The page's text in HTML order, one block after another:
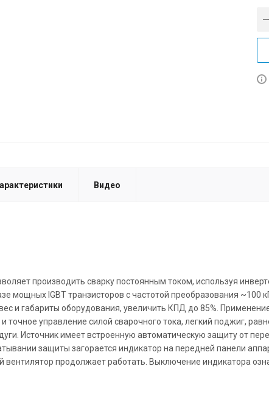
Видео
производить сварку постоянным током, используя
мощных IGBT транзисторов с частотой преобразования ~100
и габариты оборудования, увеличить КПД до 85%.
точное управление силой сварочного тока, легкий поджиг,
Источник имеет встроенную автоматическую защиту от
защиты загорается индикатор на передней панели
продолжает работать. Выключение индикатора